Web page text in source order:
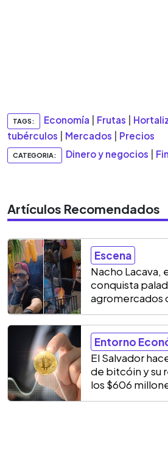
TAGS: Economía Frutas
tubérculos
Mercados Precios
CATEGORIA: Dinero y negocios
Artículos Recomendados
Escena
Nacho Lacava,
conquista
agromercados
Entorno
El Salvador
de bitcóin y su
los $606